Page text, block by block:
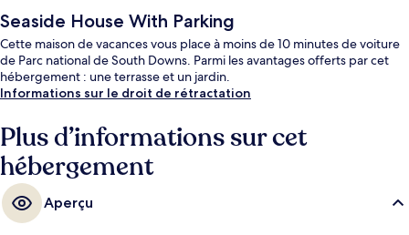
Seaside House With Parking
Cette maison de vacances vous place à moins de 10 minutes de voiture
de Parc national de South Downs. Parmi les avantages offerts par cet
hébergement : une terrasse et un jardin.
Informations sur le droit de rétractation
Plus d’informations sur cet
hébergement
Aperçu